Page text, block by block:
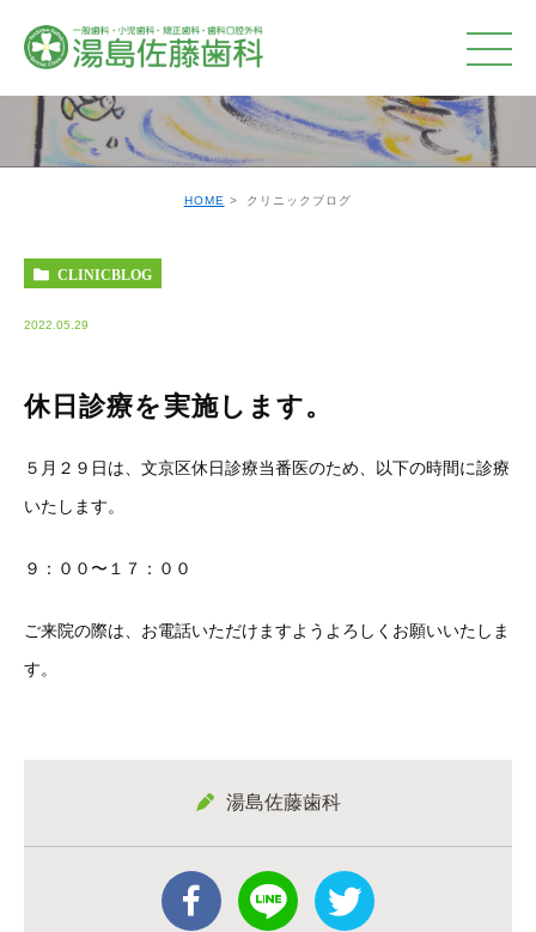
HOME クリニックブログ
CLINICBLOG
2022.05.29
休日診療を実施します。
５月２９日は、文京区休日診療当番医のため、以下の時間に診療
いたします。
９：００〜１７：００
ご来院の際は、お電話いただけますようよろしくお願いいたしま
す。
湯島佐藤歯科